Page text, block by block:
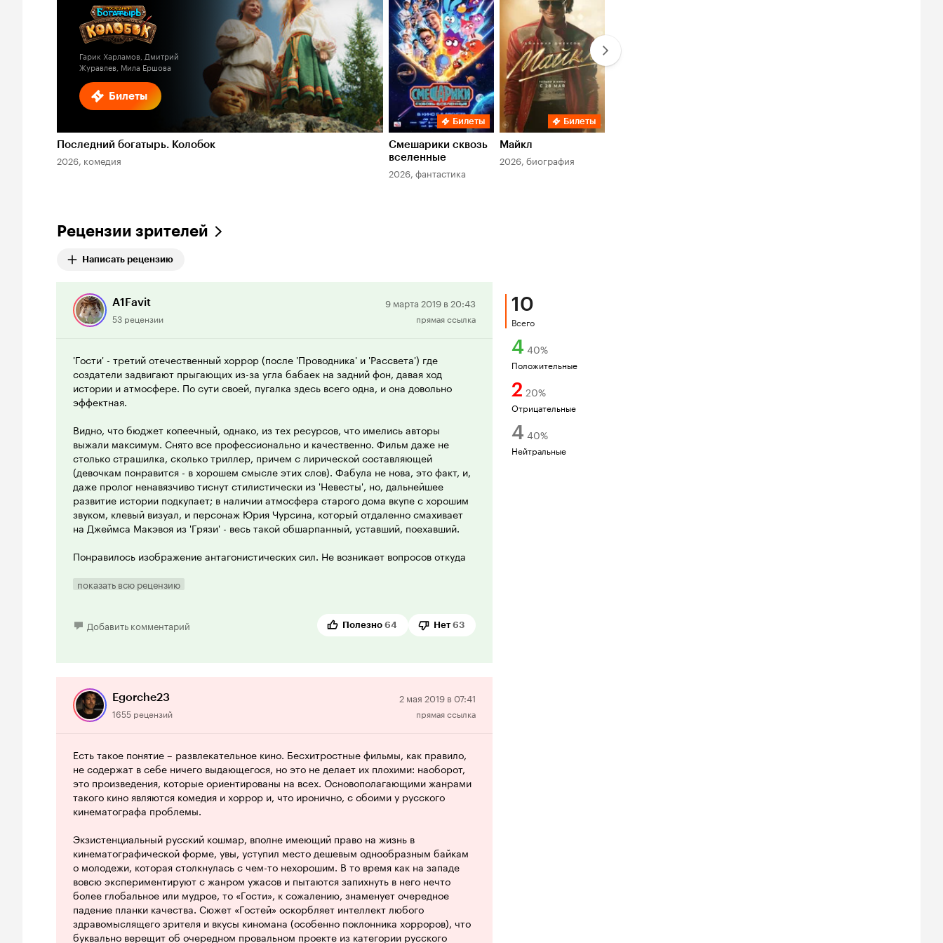
Билеты
Гарик Харламов, Дмитрий
Журавлев, Мила Ершова
Последний богатырь. Колобок
2026, комедия
6.5
Билеты
Смешарики сквозь
вселенные
2026, фантастика
Билеты
Майкл
2026, биография
Рецензии зрителей
Написать рецензию
A1Favit
53 рецензии
Положительная
рецензия
9 марта 2019 в 20:43
прямая ссылка
'Гости' - третий отечественный хоррор (после 'Проводника' и 'Рассвета') где
создатели задвигают прыгающих из-за угла бабаек на задний фон, давая ход
истории и атмосфере. По сути своей, пугалка здесь всего одна, и она довольно
эффектная.
Видно, что бюджет копеечный, однако, из тех ресурсов, что имелись авторы
выжали максимум. Снято все профессионально и качественно. Фильм даже не
столько страшилка, сколько триллер, причем с лирической составляющей
(девочкам понравится - в хорошем смысле этих слов). Фабула не нова, это факт, и,
даже пролог ненавязчиво тиснут стилистически из 'Невесты', но, дальнейшее
развитие истории подкупает; в наличии атмосфера старого дома вкупе с хорошим
звуком, клевый визуал, и персонаж Юрия Чурсина, который отдаленно смахивает
на Джеймса Макэвоя из 'Грязи' - весь такой обшарпанный, уставший, поехавший.
Понравилось изображение антагонистических сил. Не возникает вопросов откуда
хочется записать инфернальную живность из 'Синистера' (видимо, за это следует
волосы и белое платье не завезли.
лениво, но начали работать.
Образ Анастасии Зенкович перекочевал из 'Фото на память' на все 100%.
персонаж первый, которого хочется грохнуть, ну, правда.
В остальном же, довольно приятное кино. Независимый релиз, господдержки
незамечено, наверное, поэтому вместо рекламы скромный постер в углу
кинотеатра (даже обидно за проект стало). Фильм не шедевр, но, снят крепко. Все
прикручено, все работает. Вот на такое кино я готов ходить часто, снимайте,
пожалуйста, и будут вам полные залы (как было в моем случае - даже пару визгов
было слышно в ряде моментов).
показать всю рецензию
Добавить комментарий Полезно 64 Нет 63
Egorche23
1655 рецензий
Отрицательная
рецензия
2 мая 2019 в 07:41
прямая ссылка
Есть такое понятие – развлекательное кино. Бесхитростные фильмы, как правило,
не содержат в себе ничего выдающегося, но это не делает их плохими: наоборот,
это произведения, которые ориентированы на всех. Основополагающими жанрами
такого кино являются комедия и хоррор и, что иронично, с обоими у русского
кинематографа проблемы.
Экзистенциальный русский кошмар, вполне имеющий право на жизнь в
кинематографической форме, увы, уступил место дешевым однообразным байкам
о молодежи, которая столкнулась с чем-то нехорошим. В то время как на западе
вовсю экспериментируют с жанром ужасов и пытаются запихнуть в него нечто
более глобальное или мудрое, то «Гости», к сожалению, знаменует очередное
падение планки качества. Сюжет «Гостей» оскорбляет интеллект любого
здравомыслящего зрителя и вкусы киномана (особенно поклонника хорроров), что
буквально верещит об очередном провальном проекте из категории русского
10
Всего
4 40%
Положительные
2 20%
Отрицательные
4 40%
Нейтральные